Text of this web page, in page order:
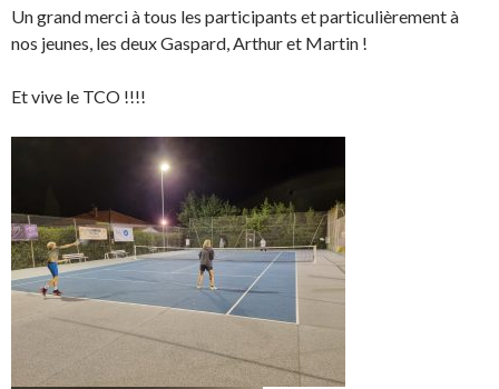
Un grand merci à tous les participants et particulièrement à
nos jeunes, les deux Gaspard, Arthur et Martin !
Et vive le TCO !!!!